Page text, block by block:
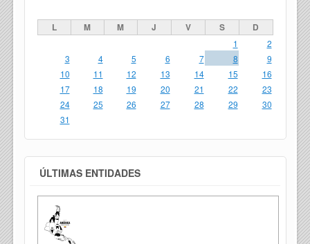
L M M J V S D
1
2
3
4 5 6 7 8
9
10
11 12 13 14 15
16
17
18 19 20 21 22
23
24
25 26 27 28 29
30
31
ÚLTIMAS ENTIDADES